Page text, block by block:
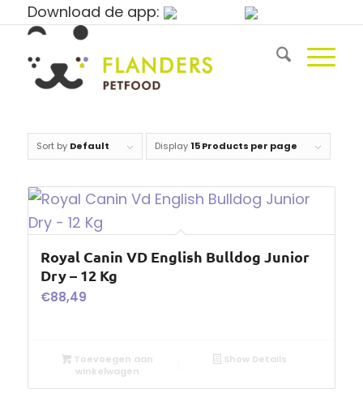
Download de app:
Sort by Default Display 15 Products per page
Royal Canin VD English Bulldog Junior
Dry – 12 Kg
€88,49
Toevoegen aan
winkelwagen
Show Details